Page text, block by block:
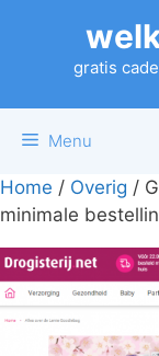
gratis
Menu
Home / Overig /
minimale